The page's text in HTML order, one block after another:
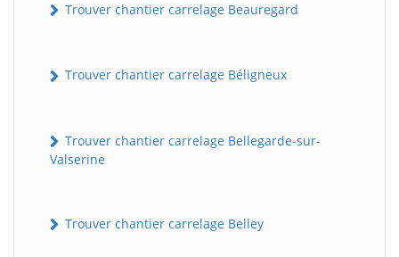
Trouver chantier carrelage Beauregard
Trouver chantier carrelage Béligneux
Trouver chantier carrelage Bellegarde-sur-
Valserine
Trouver chantier carrelage Belley